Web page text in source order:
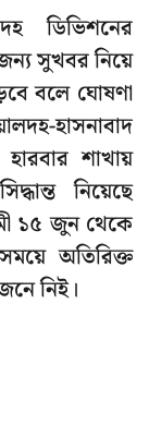
ডিভিশনের
জন্য সুখবর নিয়ে
বলে ঘোষণা
হাসনাবাদ
শাখায়
নিয়েছে
১৫ জুন থেকে
অতিরিক্ত
নিই।